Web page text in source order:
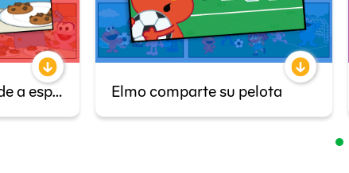
Comegalletas aprende a esperar Elmo comparte su pelota